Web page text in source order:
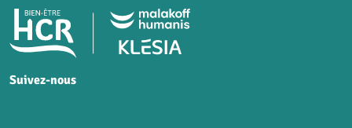
Pied de page HCR Bien-Être
Suivez-nous